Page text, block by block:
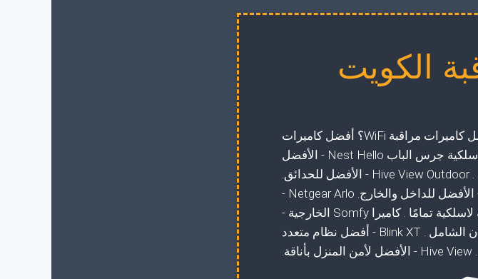
الكويت
ما هي أفضل كاميرات مراقبة WiFi؟ أفضل كاميرات
المراقبة اللاسلكية جرس الباب Nest Hello - الأفضل
للأمان المنفصل . Hive View Outdoor - الأفضل للحدائق.
Canary Flex HD - الأفضل للداخل والخارج. Netgear Arlo -
الأفضل لتغطية لاسلكية تمامًا . كاميرا Somfy الخارجية -
الأفضل للأمان الشامل . Blink XT - أفضل نظام متعدد